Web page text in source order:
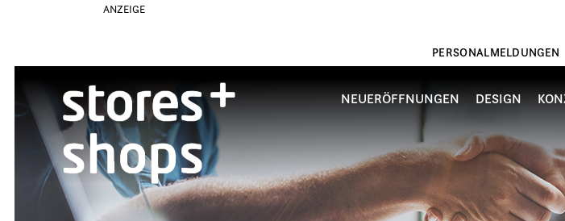
ANZEIGE
PERSONALMELDUNGEN
NEUERÖFFNUNGEN DESIGN